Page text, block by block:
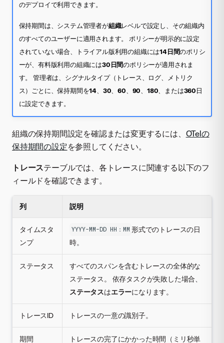
のデプロイで利用できます。
保持期間は、システム管理者が組織レベルで設定し、その組織内
のすべてのユーザーに適用されます。 ポリシーが明示的に設定
されていない場合、トライアル版利用の組織には14日間のポリシ
ーが、有料版利用の組織には30日間のポリシーが適用されま
す。 管理者は、シグナルタイプ（トレース、ログ、メトリク
ス）ごとに、保持期間を14、 30、60、 90、 180、または360日
に設定できます。
組織の保持期間設定を確認または変更するには、 OTelの
保持期間の設定を参照してください。
トレーステーブルでは、各トレースに関連する以下のフ
ィールドを確認できます。
列 説明
タイムスタ
ンプ
YYYY-MM-DD HH：MM 形式でのトレースの日
時。
ステータス
すべてのスパンを含むトレースの全体的な
ステータス。 依存タスクが失敗した場合、
ステータスはエラーになります。
トレースID トレースの一意の識別子。
期間
トレースの完了にかかった時間（ミリ秒単